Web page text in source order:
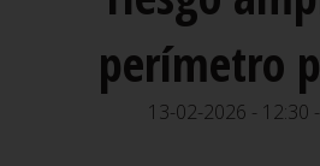
perímetro
13-02-2026 - 12:30